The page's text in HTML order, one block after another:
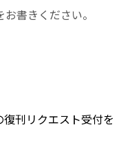
書きください。
刊リクエスト受付を